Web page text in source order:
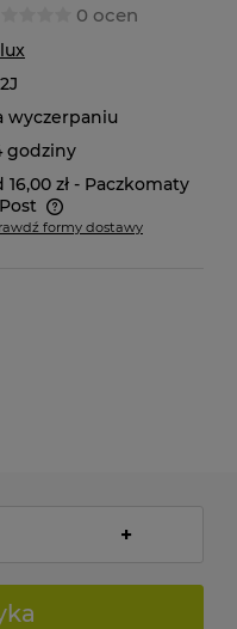
0 ocen
wyczerpaniu
godziny
16,00 zł - Paczkomaty
kosztów płatności
formy dostawy
+